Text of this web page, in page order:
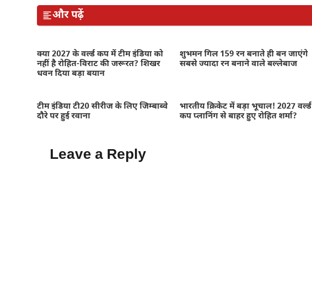
और पढ़ें
क्या 2027 के वर्ल्ड कप में टीम इंडिया को
नहीं है रोहित-विराट की जरूरत? शिखर
धवन दिया बड़ा बयान
शुभमन गिल 159 रन बनाते ही बन जाएंगे
सबसे ज्यादा रन बनाने वाले बल्लेबाज
टीम इंडिया टी20 सीरीज के लिए जिम्बाब्वे
दौरे पर हुई रवाना
भारतीय क्रिकेट में बड़ा भूचाल! 2027 वर्ल्ड
कप प्लानिंग से बाहर हुए रोहित शर्मा?
Leave a Reply